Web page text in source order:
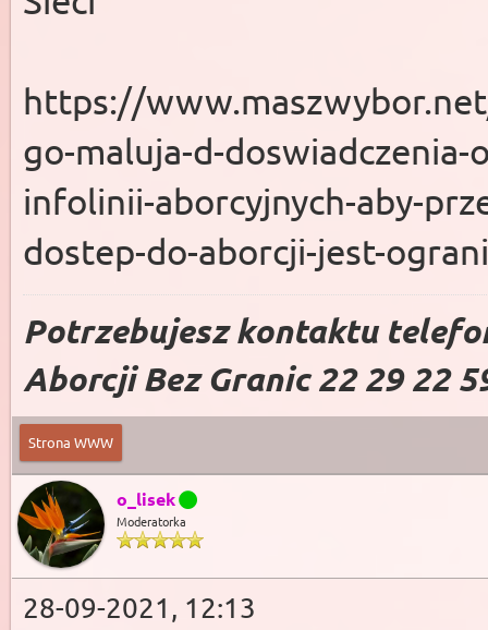
https://
go-maluja-d-
infolinii-aborcyjnych-aby-
dostep-do-aborcji-jest-
Potrzebujesz kontaktu
Aborcji Bez Granic 22 29 22
Strona WWW
o_lisek
Moderatorka
28-09-2021, 12:13